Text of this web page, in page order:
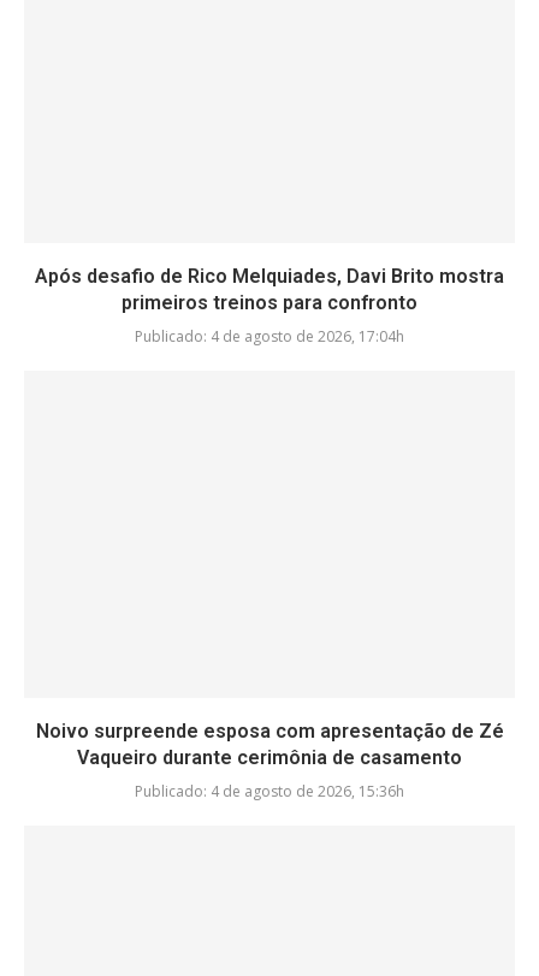
Após desafio de Rico Melquiades, Davi Brito mostra
primeiros treinos para confronto
Publicado: 4 de agosto de 2026, 17:04h
Noivo surpreende esposa com apresentação de Zé
Vaqueiro durante cerimônia de casamento
Publicado: 4 de agosto de 2026, 15:36h